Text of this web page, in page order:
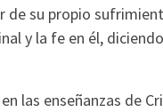
de su propio
y la fe en él,
las enseñanzas de